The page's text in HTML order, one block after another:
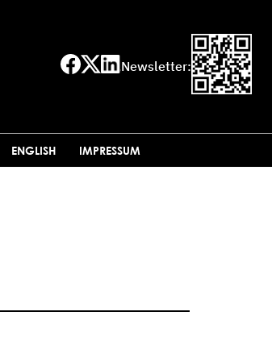
Newsletter:
ENGLISH IMPRESSUM